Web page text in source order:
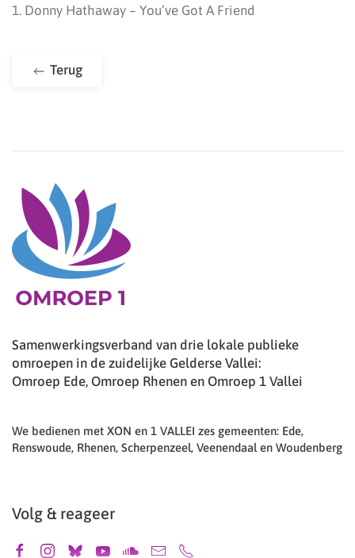
1. Donny Hathaway – You’ve Got A Friend
Terug
Samenwerkingsverband van drie lokale publieke
omroepen in de zuidelijke Gelderse Vallei:
Omroep Ede, Omroep Rhenen en Omroep 1 Vallei
We bedienen met XON en 1 VALLEI zes gemeenten: Ede,
Renswoude, Rhenen, Scherpenzeel, Veenendaal en Woudenberg
Volg & reageer